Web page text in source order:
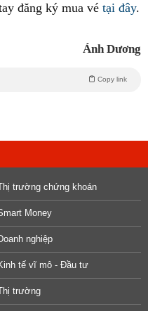
đăng ký mua vé tại đây.
Ánh Dương
Copy link
trường chứng khoán
Money
nghiệp
tế vĩ mô - Đầu tư
trường